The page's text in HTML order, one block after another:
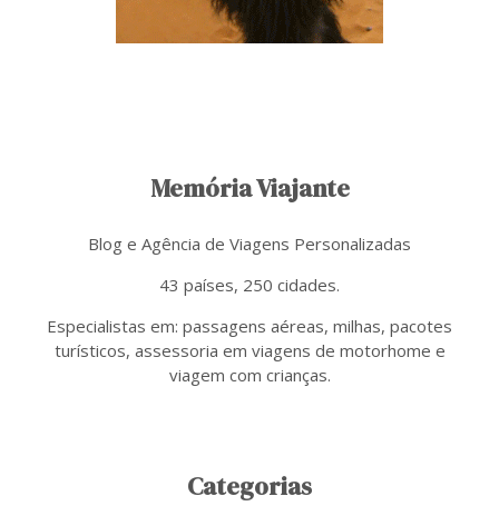
Memória Viajante
Blog e Agência de Viagens Personalizadas
43 países, 250 cidades.
Especialistas em: passagens aéreas, milhas, pacotes
turísticos, assessoria em viagens de motorhome e
viagem com crianças.
Categorias